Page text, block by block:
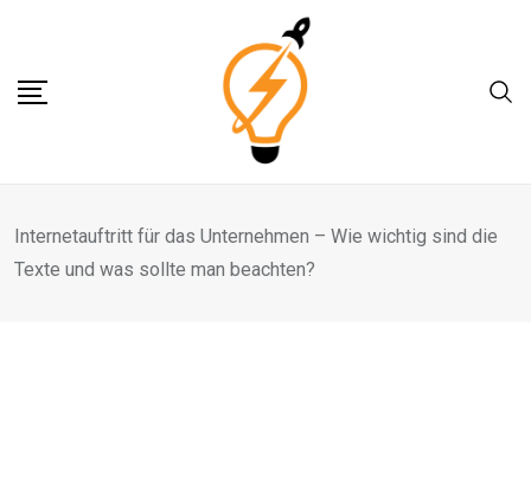
content
Internetauftritt für das Unternehmen – Wie wichtig sind die
Texte und was sollte man beachten?